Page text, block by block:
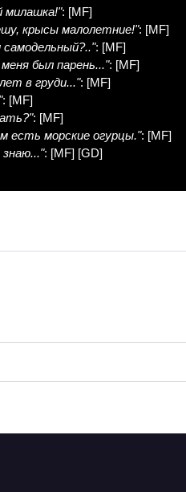
милашка!": [MF]
крысы малолетние!": [MF]
самодельный?..": [MF]
был парень...": [MF]
в груди...": [MF]
: [MF]
: [MF]
есть морские огурцы.": [MF]
знаю...": [MF] [GD]